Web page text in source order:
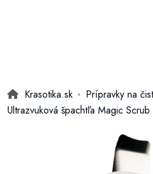
Krasotika.sk Prípravky na
Ultrazvuková špachtľa Magic